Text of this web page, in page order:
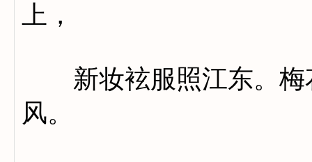
上，
新妆袨服照江东。梅
风。